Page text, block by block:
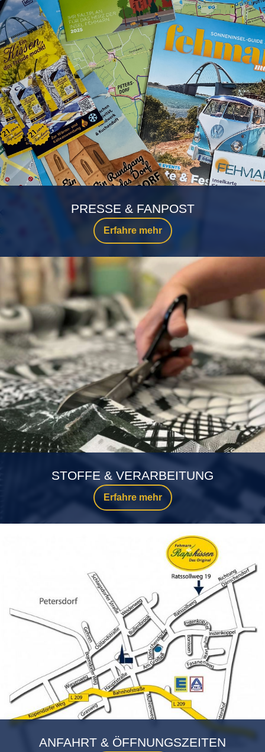
Erfahre mehr
PRESSE & FANPOST
Erfahre mehr
STOFFE & VERARBEITUNG
ANFAHRT & ÖFFNUNGSZEITEN